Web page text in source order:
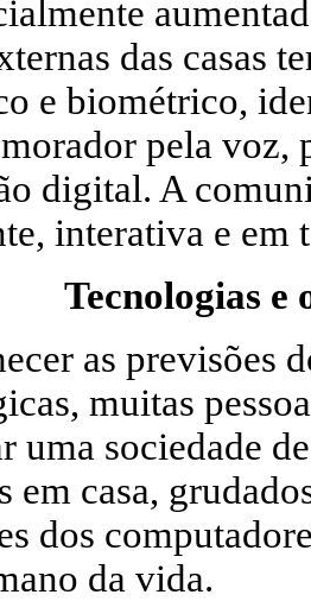
das casas
e biométrico,
pela
digital. A
interativa e em
Tecnologias e
as previsões
muitas
uma sociedade
em casa,
dos
da vida.